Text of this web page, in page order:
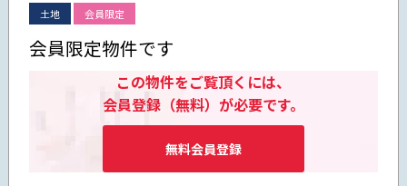
土地 会員限定
会員限定物件です
この物件をご覧頂くには、
会員登録（無料）が必要です。
無料会員登録